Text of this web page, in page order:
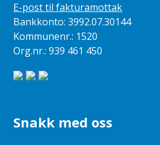
E-post til fakturamottak
Bankkonto: 3992.07.30144
Kommunenr.: 1520
Org.nr.: 939 461 450
Snakk med oss